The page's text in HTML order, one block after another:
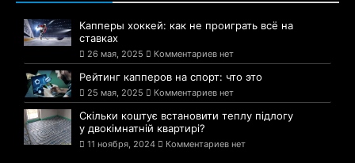
Капперы хоккей: как не проиграть всё на
ставках
26 мая, 2025 Комментариев нет
Рейтинг капперов на спорт: что это
25 мая, 2025 Комментариев нет
Скільки коштує встановити теплу підлогу
у двокімнатній квартирі?
11 ноября, 2024 Комментариев нет